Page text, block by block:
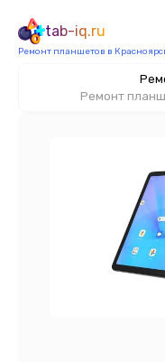
tab-iq.ru
Ремонт планшетов в
Ремонт